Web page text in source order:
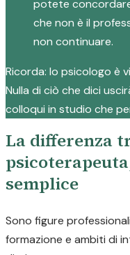
potete
che non è il
non continuare.
Ricorda: lo psicologo è
Nulla di ciò che dici
colloqui in studio che
La differenza
semplice
Sono figure
formazione e ambiti di